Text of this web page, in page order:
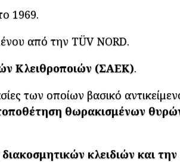
1969.
από την TÜV NORD.
Κλειθροποιών (ΣΑΕΚ).
των οποίων βασικό
θωρακισμένων
κλειδιών και